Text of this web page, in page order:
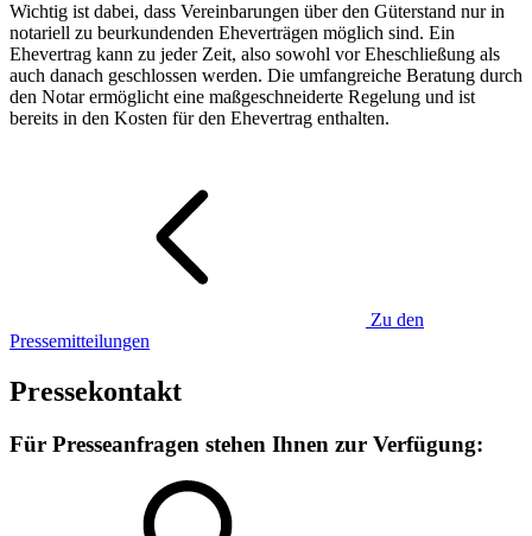
Wichtig ist dabei, dass Vereinbarungen über den Güterstand nur in
notariell zu beurkundenden Eheverträgen möglich sind. Ein
Ehevertrag kann zu jeder Zeit, also sowohl vor Eheschließung als
auch danach geschlossen werden. Die umfangreiche Beratung durch
den Notar ermöglicht eine maßgeschneiderte Regelung und ist
bereits in den Kosten für den Ehevertrag enthalten.
Zu den
Pressemitteilungen
Pressekontakt
Für Presseanfragen stehen Ihnen zur Verfügung: